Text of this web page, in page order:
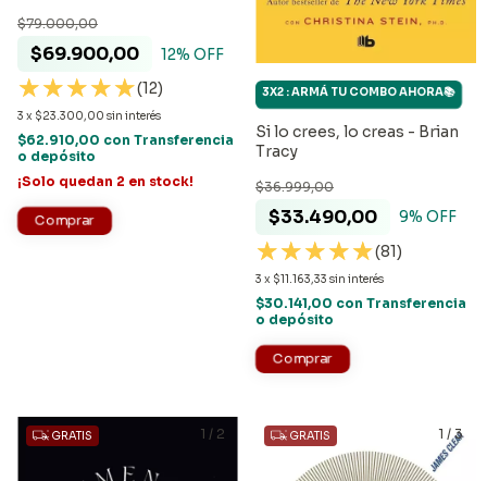
Marcapagina + Anillo de
lectura
$69.900,00
$79.000,00
12% OFF
(12)
3 x $23.300,00 sin interés
$62.910,00 con Transferencia
o depósito
¡Solo quedan 2 en stock!
Si lo crees, lo creas - Brian
Tracy
$33.490,00
$36.999,00
9% OFF
(81)
3 x $11.163,33 sin interés
3X2 : ARMÁ TU COMBO AHORA📚
$30.141,00 con Transferencia
o depósito
1 / 2
GRATIS 1 / 3
GRATIS